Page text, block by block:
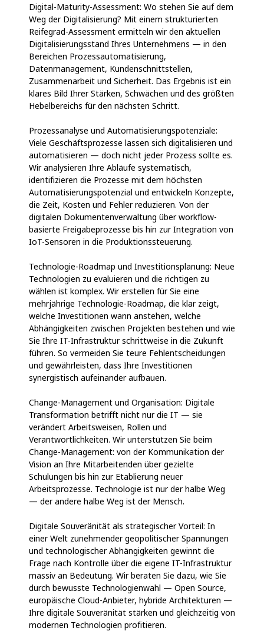
Digital-Maturity-Assessment: Wo stehen Sie auf dem
Weg der Digitalisierung? Mit einem strukturierten
Reifegrad-Assessment ermitteln wir den aktuellen
Digitalisierungsstand Ihres Unternehmens — in den
Bereichen Prozessautomatisierung,
Datenmanagement, Kundenschnittstellen,
Zusammenarbeit und Sicherheit. Das Ergebnis ist ein
klares Bild Ihrer Stärken, Schwächen und des größten
Hebelbereichs für den nächsten Schritt.
Prozessanalyse und Automatisierungspotenziale:
Viele Geschäftsprozesse lassen sich digitalisieren und
automatisieren — doch nicht jeder Prozess sollte es.
Wir analysieren Ihre Abläufe systematisch,
identifizieren die Prozesse mit dem höchsten
Automatisierungspotenzial und entwickeln Konzepte,
die Zeit, Kosten und Fehler reduzieren. Von der
digitalen Dokumentenverwaltung über workflow-
basierte Freigabeprozesse bis hin zur Integration von
IoT-Sensoren in die Produktionssteuerung.
Technologie-Roadmap und Investitionsplanung: Neue
Technologien zu evaluieren und die richtigen zu
wählen ist komplex. Wir erstellen für Sie eine
mehrjährige Technologie-Roadmap, die klar zeigt,
welche Investitionen wann anstehen, welche
Abhängigkeiten zwischen Projekten bestehen und wie
Sie Ihre IT-Infrastruktur schrittweise in die Zukunft
führen. So vermeiden Sie teure Fehlentscheidungen
und gewährleisten, dass Ihre Investitionen
synergistisch aufeinander aufbauen.
Change-Management und Organisation: Digitale
Transformation betrifft nicht nur die IT — sie
verändert Arbeitsweisen, Rollen und
Verantwortlichkeiten. Wir unterstützen Sie beim
Change-Management: von der Kommunikation der
Vision an Ihre Mitarbeitenden über gezielte
Schulungen bis hin zur Etablierung neuer
Arbeitsprozesse. Technologie ist nur der halbe Weg
— der andere halbe Weg ist der Mensch.
Digitale Souveränität als strategischer Vorteil: In
einer Welt zunehmender geopolitischer Spannungen
und technologischer Abhängigkeiten gewinnt die
Frage nach Kontrolle über die eigene IT-Infrastruktur
massiv an Bedeutung. Wir beraten Sie dazu, wie Sie
durch bewusste Technologienwahl — Open Source,
europäische Cloud-Anbieter, hybride Architekturen —
Ihre digitale Souveränität stärken und gleichzeitig von
modernen Technologien profitieren.